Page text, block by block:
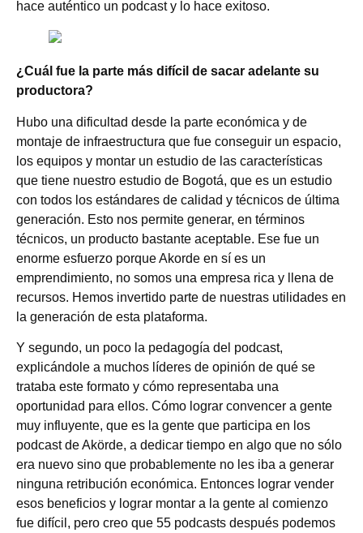
hace auténtico un podcast y lo hace exitoso.
¿Cuál fue la parte más difícil de sacar adelante su
productora?
Hubo una dificultad desde la parte económica y de
montaje de infraestructura que fue conseguir un espacio,
los equipos y montar un estudio de las características
que tiene nuestro estudio de Bogotá, que es un estudio
con todos los estándares de calidad y técnicos de última
generación. Esto nos permite generar, en términos
técnicos, un producto bastante aceptable. Ese fue un
enorme esfuerzo porque Akorde en sí es un
emprendimiento, no somos una empresa rica y llena de
recursos. Hemos invertido parte de nuestras utilidades en
la generación de esta plataforma.
Y segundo, un poco la pedagogía del podcast,
explicándole a muchos líderes de opinión de qué se
trataba este formato y cómo representaba una
oportunidad para ellos. Cómo lograr convencer a gente
muy influyente, que es la gente que participa en los
podcast de Akörde, a dedicar tiempo en algo que no sólo
era nuevo sino que probablemente no les iba a generar
ninguna retribución económica. Entonces lograr vender
esos beneficios y lograr montar a la gente al comienzo
fue difícil, pero creo que 55 podcasts después podemos